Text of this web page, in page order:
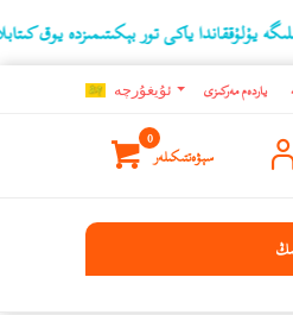
ياكى تور بېكىتىمىزدە يوق كىتابلارنىڭ
ئۇيغۇرچه ياردەم مەركىزى
0
سېۋەتتىكىلەر